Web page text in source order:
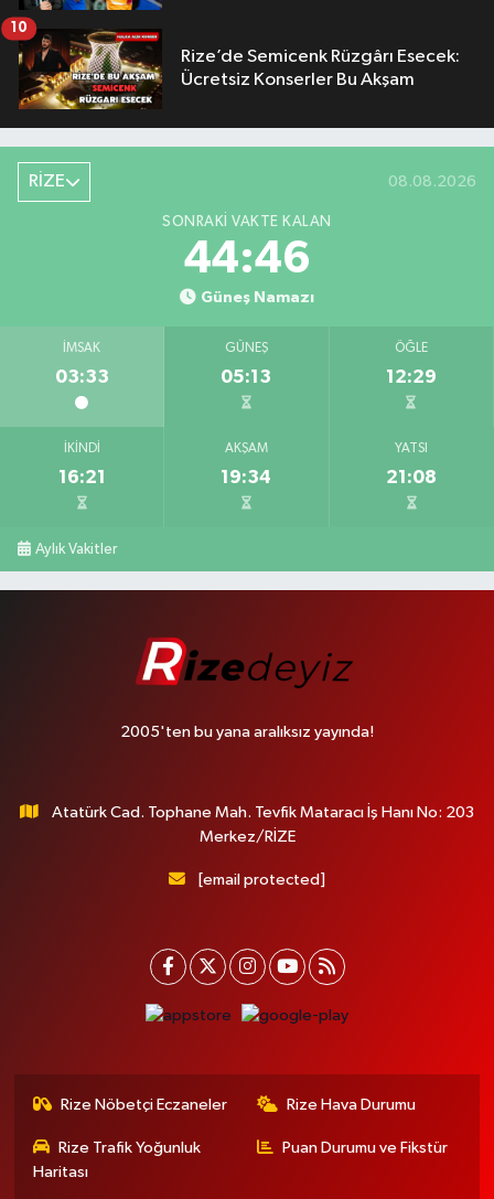
Rize’de Semicenk Rüzgârı Esecek:
Ücretsiz Konserler Bu Akşam
10
RİZE 08.08.2026
SONRAKI VAKTE KALAN
44:45
Güneş Namazı
İMSAK
03:33
GÜNEŞ
05:13
ÖĞLE
12:29
İKINDI
16:21
AKŞAM
19:34
YATSI
21:08
Aylık Vakitler
2005'ten bu yana aralıksız yayında!
Atatürk Cad. Tophane Mah. Tevfik Mataracı İş Hanı No: 203
Merkez/RİZE
[email protected]
Rize Nöbetçi Eczaneler Rize Hava Durumu
Rize Trafik Yoğunluk
Haritası
Puan Durumu ve Fikstür